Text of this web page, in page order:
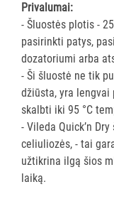
priežiūrai
Maisto
gamybos
vietų
valymas
Pastatų
priežiūros
vežimėliai
Pastatų
priežiūros
Privalumai:
- Šluostės plotis -
pasirinkti patys,
dozatoriumi arba
- Ši šluostė ne tik
džiūsta, yra
skalbti iki 95 °C
- Vileda Quick’n
celiuliozės, - tai
užtikrina ilgą šios
laiką.